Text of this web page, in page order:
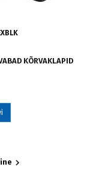
KÕRVAKLAPID
